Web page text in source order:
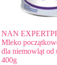
Nestlé
HMO
dla